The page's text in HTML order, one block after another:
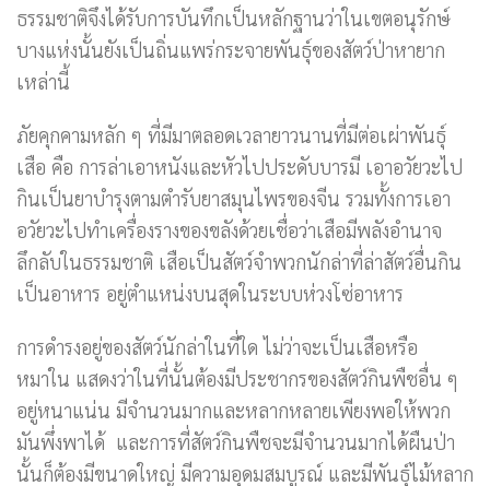
ธรรมชาติจึงได้รับการบันทึกเป็นหลักฐานว่าในเขตอนุรักษ์
บางแห่งนั้นยังเป็นถิ่นแพร่กระจายพันธุ์ของสัตว์ป่าหายาก
เหล่านี้
ภัยคุกคามหลัก ๆ ที่มีมาตลอดเวลายาวนานที่มีต่อเผ่าพันธุ์
เสือ คือ การล่าเอาหนังและหัวไปประดับบารมี เอาอวัยวะไป
กินเป็นยาบำรุงตามตำรับยาสมุนไพรของจีน รวมทั้งการเอา
อวัยวะไปทำเครื่องรางของขลังด้วยเชื่อว่าเสือมีพลังอำนาจ
ลึกลับในธรรมชาติ เสือเป็นสัตว์จำพวกนักล่าที่ล่าสัตว์อื่นกิน
เป็นอาหาร อยู่ตำแหน่งบนสุดในระบบห่วงโซ่อาหาร
การดำรงอยู่ของสัตว์นักล่าในที่ใด ไม่ว่าจะเป็นเสือหรือ
หมาใน แสดงว่าในที่นั้นต้องมีประชากรของสัตว์กินพืชอื่น ๆ
อยู่หนาแน่น มีจำนวนมากและหลากหลายเพียงพอให้พวก
มันพึ่งพาได้ และการที่สัตว์กินพืชจะมีจำนวนมากได้ผืนป่า
นั้นก็ต้องมีขนาดใหญ่ มีความอุดมสมบูรณ์ และมีพันธุ์ไม้หลาก